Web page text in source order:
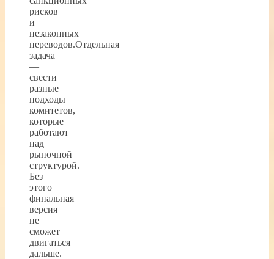
рисков
и
незаконных
переводов.Отдельная
задача
—
свести
разные
подходы
комитетов,
которые
работают
над
рыночной
структурой.
Без
этого
финальная
версия
не
сможет
двигаться
дальше.